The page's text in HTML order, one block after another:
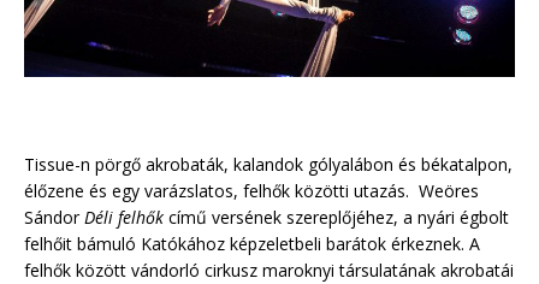
Tissue-n pörgő akrobaták, kalandok gólyalábon és békatalpon,
élőzene és egy varázslatos, felhők közötti utazás. Weöres
SándorDéli felhők című versének szereplőjéhez, a nyári égbolt
felhőit bámuló Katókához képzeletbeli barátok érkeznek. A
felhők között vándorló cirkusz maroknyi társulatának akrobatái